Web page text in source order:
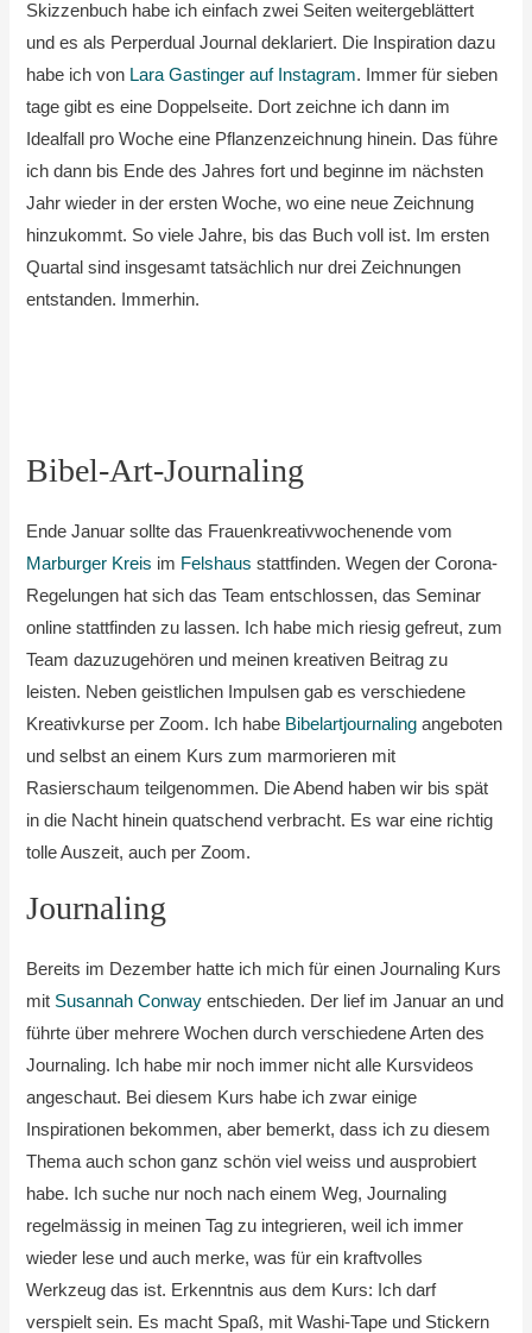
Skizzenbuch habe ich einfach zwei Seiten weitergeblättert
und es als Perperdual Journal deklariert. Die Inspiration dazu
habe ich von Lara Gastinger auf Instagram. Immer für sieben
tage gibt es eine Doppelseite. Dort zeichne ich dann im
Idealfall pro Woche eine Pflanzenzeichnung hinein. Das führe
ich dann bis Ende des Jahres fort und beginne im nächsten
Jahr wieder in der ersten Woche, wo eine neue Zeichnung
hinzukommt. So viele Jahre, bis das Buch voll ist. Im ersten
Quartal sind insgesamt tatsächlich nur drei Zeichnungen
entstanden. Immerhin.
Bibel-Art-Journaling
Ende Januar sollte das Frauenkreativwochenende vom
Marburger Kreis im Felshaus stattfinden. Wegen der Corona-
Regelungen hat sich das Team entschlossen, das Seminar
online stattfinden zu lassen. Ich habe mich riesig gefreut, zum
Team dazuzugehören und meinen kreativen Beitrag zu
leisten. Neben geistlichen Impulsen gab es verschiedene
Kreativkurse per Zoom. Ich habe Bibelartjournaling angeboten
und selbst an einem Kurs zum marmorieren mit
Rasierschaum teilgenommen. Die Abend haben wir bis spät
in die Nacht hinein quatschend verbracht. Es war eine richtig
tolle Auszeit, auch per Zoom.
Journaling
Bereits im Dezember hatte ich mich für einen Journaling Kurs
mit Susannah Conway entschieden. Der lief im Januar an und
führte über mehrere Wochen durch verschiedene Arten des
Journaling. Ich habe mir noch immer nicht alle Kursvideos
angeschaut. Bei diesem Kurs habe ich zwar einige
Inspirationen bekommen, aber bemerkt, dass ich zu diesem
Thema auch schon ganz schön viel weiss und ausprobiert
habe. Ich suche nur noch nach einem Weg, Journaling
regelmässig in meinen Tag zu integrieren, weil ich immer
wieder lese und auch merke, was für ein kraftvolles
Werkzeug das ist. Erkenntnis aus dem Kurs: Ich darf
verspielt sein. Es macht Spaß, mit Washi-Tape und Stickern